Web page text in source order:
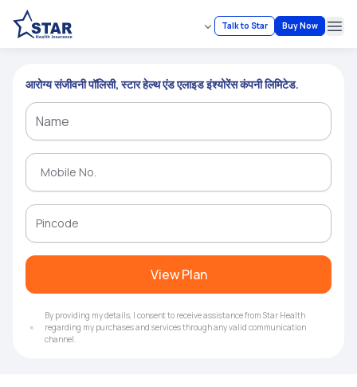
Talk to Star Buy Now
आरोग्य संजीवनी पॉलिसी, स्टार हेल्थ एंड एलाइड इंश्योरेंस कंपनी लिमिटेड.
View Plan
By providing my details, I consent to receive assistance from Star Health
regarding my purchases and services through any valid communication
channel.